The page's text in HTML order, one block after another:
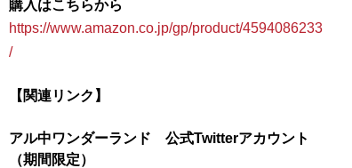
購入はこちらから
https://www.amazon.co.jp/gp/product/4594086233
/
【関連リンク】
アル中ワンダーランド 公式Twitterアカウント
（期間限定）